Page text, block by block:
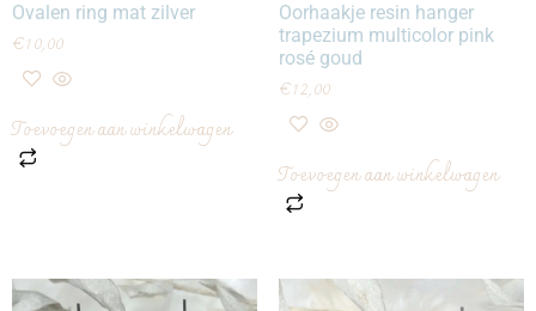
Ovalen ring mat zilver
€10,00
Toevoegen aan winkelwagen
Oorhaakje resin hanger
trapezium multicolor pink
rosé goud
€12,00
Toevoegen aan winkelwagen